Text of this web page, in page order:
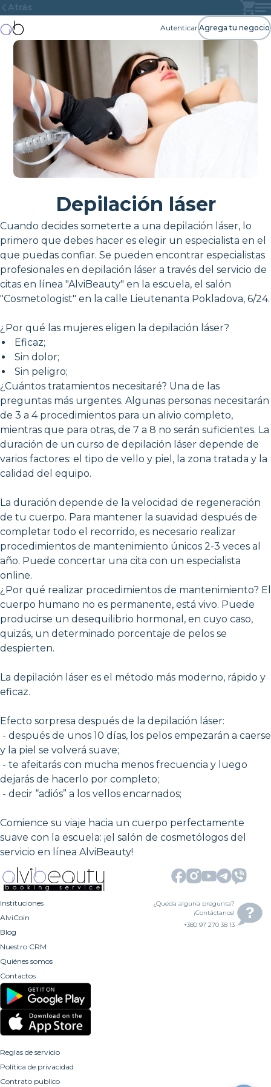
Atrás
AutenticarAgrega tu negocio
Depilación láser
Cuando decides someterte a una depilación láser, lo
primero que debes hacer es elegir un especialista en el
que puedas confiar. Se pueden encontrar especialistas
profesionales en depilación láser a través del servicio de
citas en línea "AlviBeauty" en la escuela, el salón
"Cosmetologist" en la calle Lieutenanta Pokladova, 6/24.
¿Por qué las mujeres eligen la depilación láser?
Eficaz;
Sin dolor;
Sin peligro;
¿Cuántos tratamientos necesitaré? Una de las
preguntas más urgentes. Algunas personas necesitarán
de 3 a 4 procedimientos para un alivio completo,
mientras que para otras, de 7 a 8 no serán suficientes. La
duración de un curso de depilación láser depende de
varios factores: el tipo de vello y piel, la zona tratada y la
calidad del equipo.
La duración depende de la velocidad de regeneración
de tu cuerpo. Para mantener la suavidad después de
completar todo el recorrido, es necesario realizar
procedimientos de mantenimiento únicos 2-3 veces al
año. Puede concertar una cita con un especialista
online.
¿Por qué realizar procedimientos de mantenimiento? El
cuerpo humano no es permanente, está vivo. Puede
producirse un desequilibrio hormonal, en cuyo caso,
quizás, un determinado porcentaje de pelos se
despierten.
La depilación láser es el método más moderno, rápido y
eficaz.
Efecto sorpresa después de la depilación láser:
- después de unos 10 días, los pelos empezarán a caerse
y la piel se volverá suave;
- te afeitarás con mucha menos frecuencia y luego
dejarás de hacerlo por completo;
- decir “adiós” a los vellos encarnados;
Comience su viaje hacia un cuerpo perfectamente
suave con la escuela: ¡el salón de cosmetólogos del
servicio en línea AlviBeauty!
Instituciones
AlviCoin
Blog
Nuestro CRM
Quiénes somos
Contactos
¿Queda alguna pregunta?
¡Contáctanos!
+380 97 270 38 13
Reglas de servicio
Política de privacidad
Contrato publico